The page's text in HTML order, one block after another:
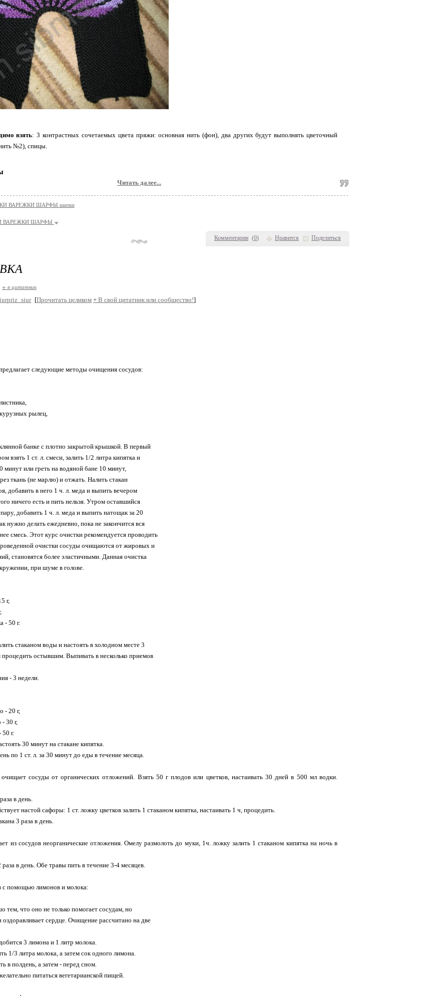
Комментарии (0) Нравится Поделиться
взять: 3 контрастных сочетаемых цвета пряжи: основная нить (фон), два других будут выполнять цветочный
№2), спицы.
Читать далее...
ВАРЕЖКИ ШАРФЫ шапки
ВАРЕЖКИ ШАРФЫ
+ в цитатник
[Прочитать целиком + В свой цитатник или сообщество!]
следующие методы очищения сосудов:
рылец,
банке с плотно закрытой крышкой. В первый
взять 1 ст. л. смеси, залить 1/2 литра кипятка и
минут или греть на водяной бане 10 минут,
ткань (не марлю) и отжать. Налить стакан
добавить в него 1 ч. л. меда и выпить вечером
ничего есть и пить нельзя. Утром оставшийся
добавить 1 ч. л. меда и выпить натощак за 20
нужно делать ежедневно, пока не закончится вся
смесь. Этот курс очистки рекомендуется проводить
очистки сосуды очищаются от жировых и
становятся более эластичными. Данная очистка
при шуме в голове.
г,
- 50 г.
стаканом воды и настоять в холодном месте 3
процедить остывшим. Выпивать в несколько приемов
- 3 недели.
- 20 г,
- 30 г,
г.
30 минут на стакане кипятка.
по 1 ст. л. за 30 минут до еды в течение месяца.
сосуды от органических отложений. Взять 50 г плодов или цветков, настаивать 30 дней в 500 мл водки.
в день.
настой сафоры: 1 ст. ложку цветков залить 1 стаканом кипятка, настаивать 1 ч, процедить.
3 раза в день.
из сосудов неорганические отложения. Омелу размолоть до муки, 1ч. ложку залить 1 стаканом кипятка на ночь в
в день. Обе травы пить в течение 3-4 месяцев.
с помощью лимонов и молока:
тем, что оно не только помогает сосудам, но
оздоравливает сердце. Очищение рассчитано на две
3 лимона и 1 литр молока.
1/3 литра молока, а затем сок одного лимона.
в полдень, а затем - перед сном.
питаться вегетарианской пищей.